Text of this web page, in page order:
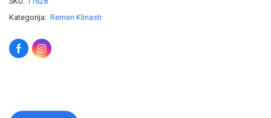
Kategorija: Remen Klinasti